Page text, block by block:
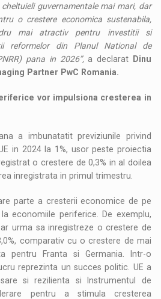
guvernamentale mai mari, dar
o crestere economica sustenabila,
mai atractiv pentru investitii si
reformelor din Planul National de
pana in 2026”,a declarat
Dinu
Partner PwC Romania.
vor impulsiona cresterea in
a imbunatatit previziunile privind
in 2024 la 1%, usor peste proiectia
o crestere de 0,3% in al doilea
inregistrata in primul trimestru.
parte a cresterii economice de pe
economiile periferice. De exemplu,
urma sa inregistreze o crestere de
comparativ cu o crestere de mai
pentru Franta si Germania. Intr-o
reprezinta un succes politic. UE a
si rezilienta si Instrumentul de
pentru a stimula cresterea